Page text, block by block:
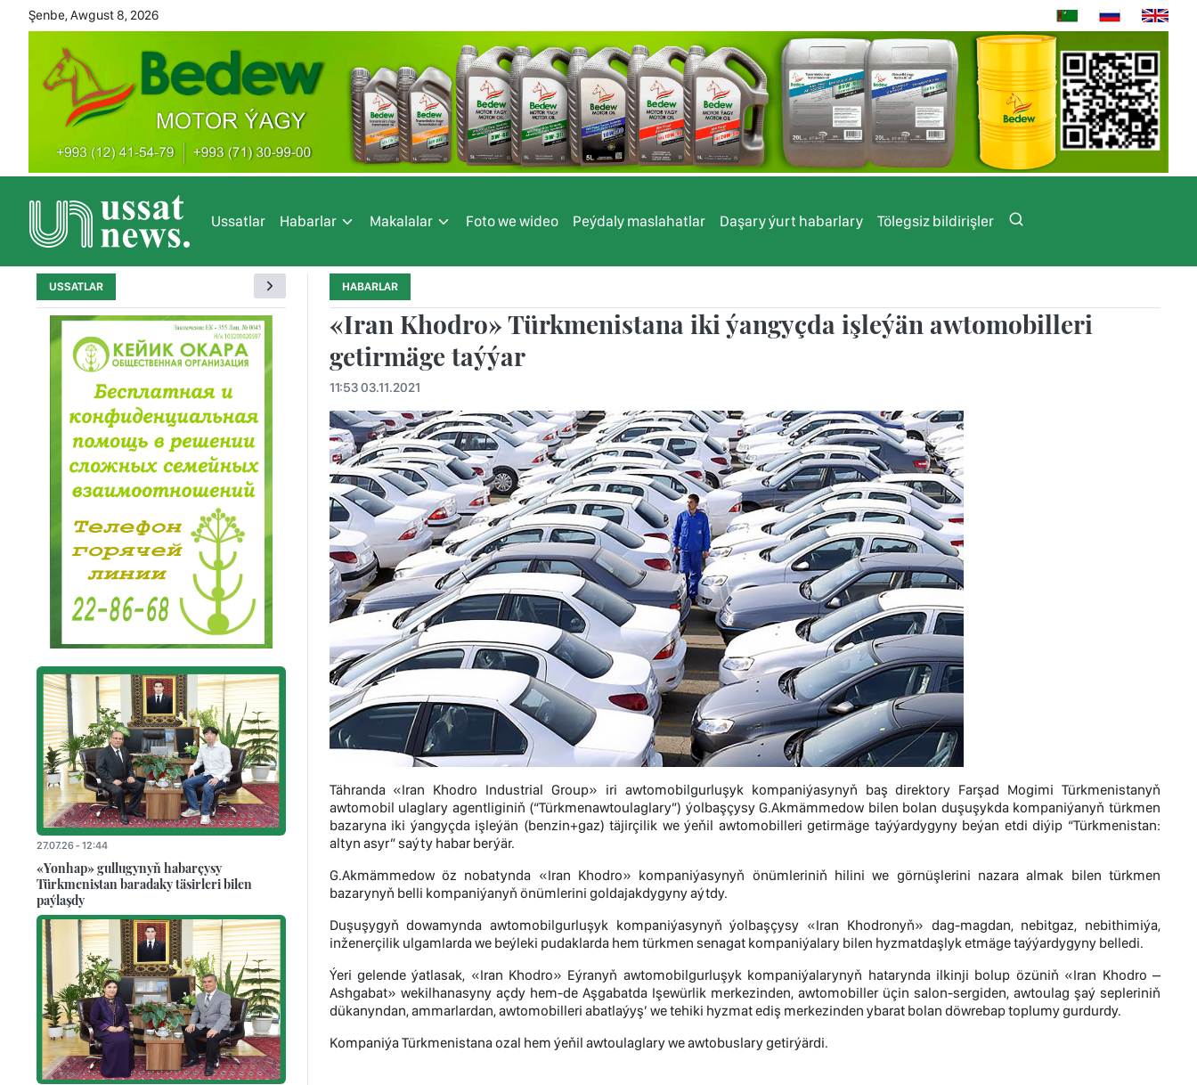
Şenbe, Awgust 8, 2026
Ussatlar Habarlar Makalalar Foto we wideo Peýdaly maslahatlar Daşary ýurt habarlary Tölegsiz bildirişler
HABARLAR
«Iran Khodro» Türkmenistana iki ýangyçda işleýän awtomobilleri
getirmäge taýýar
11:53 03.11.2021
Tähranda «Iran Khodro Industrial Group» iri awtomobilgurluşyk kompaniýasynyň baş direktory Farşad Mogimi Türkmenistanyň
awtomobil ulaglary agentliginiň (“Türkmenawtoulaglary”) ýolbaşçysy G.Akmämmedow bilen bolan duşuşykda kompaniýanyň türkmen
bazaryna iki ýangyçda işleýän (benzin+gaz) täjirçilik we ýeňil awtomobilleri getirmäge taýýardygyny beýan etdi diýip “Türkmenistan:
altyn asyr” saýty habar berýär.
G.Akmämmedow öz nobatynda «Iran Khodro» kompaniýasynyň önümleriniň hilini we görnüşlerini nazara almak bilen türkmen
bazarynyň belli kompaniýanyň önümlerini goldajakdygyny aýtdy.
Duşuşygyň dowamynda awtomobilgurluşyk kompaniýasynyň ýolbaşçysy «Iran Khodronyň» dag-magdan, nebitgaz, nebithimiýa,
inženerçilik ulgamlarda we beýleki pudaklarda hem türkmen senagat kompaniýalary bilen hyzmatdaşlyk etmäge taýýardygyny belledi.
Ýeri gelende ýatlasak, «Iran Khodro» Eýranyň awtomobilgurluşyk kompaniýalarynyň hatarynda ilkinji bolup özüniň «Iran Khodro –
Ashgabat» wekilhanasyny açdy hem-de Aşgabatda Işewürlik merkezinden, awtomobiller üçin salon-sergiden, awtoulag şaý sepleriniň
dükanyndan, ammarlardan, awtomobilleri abatlaýyş’ we tehiki hyzmat ediş merkezinden ybarat bolan döwrebap toplumy gurdurdy.
Kompaniýa Türkmenistana ozal hem ýeňil awtoulaglary we awtobuslary getirýärdi.
USSATLAR
27.07.26 - 12:44
«Yonhap» gullugynyň habarçysy
Türkmenistan baradaky täsirleri bilen
paýlaşdy